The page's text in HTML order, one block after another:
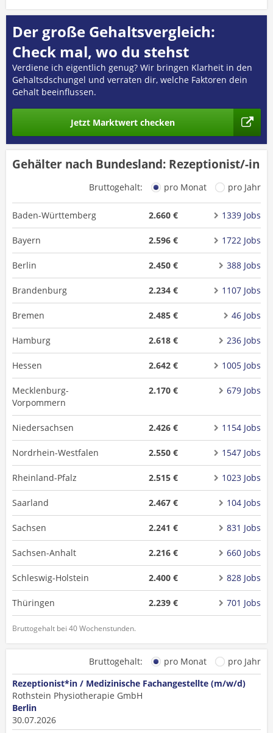
Der große Gehaltsvergleich:
Check mal, wo du stehst
Verdiene ich eigentlich genug? Wir bringen Klarheit in den
Gehaltsdschungel und verraten dir, welche Faktoren dein
Gehalt beeinflussen.
Jetzt Marktwert checken
Gehälter nach Bundesland: Rezeptionist/-in
Bruttogehalt: pro Monat pro Jahr
Baden-Württemberg 2.660 € 1339 Jobs
Bayern 2.596 € 1722 Jobs
Berlin 2.450 € 388 Jobs
Brandenburg 2.234 € 1107 Jobs
Bremen 2.485 € 46 Jobs
Hamburg 2.618 € 236 Jobs
Hessen 2.642 € 1005 Jobs
Mecklenburg-
Vorpommern
2.170 € 679 Jobs
Niedersachsen 2.426 € 1154 Jobs
Nordrhein-Westfalen 2.550 € 1547 Jobs
Rheinland-Pfalz 2.515 € 1023 Jobs
Saarland 2.467 € 104 Jobs
Sachsen 2.241 € 831 Jobs
Sachsen-Anhalt 2.216 € 660 Jobs
Schleswig-Holstein 2.400 € 828 Jobs
Thüringen 2.239 € 701 Jobs
Bruttogehalt bei 40 Wochenstunden.
Bruttogehalt: pro Monat
pro Jahr
Rezeptionist*in / Medizinische Fachangestellte (m/w/d)
Rothstein Physiotherapie GmbH
Berlin
30.07.2026